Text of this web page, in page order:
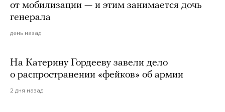
от мобилизации — и этим занимается дочь
генерала
день назад
На Катерину Гордееву завели дело
о распространении «фейков» об армии
2 дня назад